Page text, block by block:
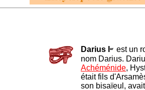
Darius I er est un
nom Darius.
Achéménide,
était fils
son bisaïeul,